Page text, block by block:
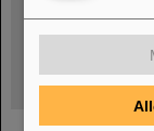
Warum existiert nicht
GSI/FAIR/Goethe-
Anmeldung und